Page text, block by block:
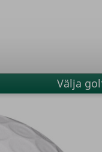
Välja